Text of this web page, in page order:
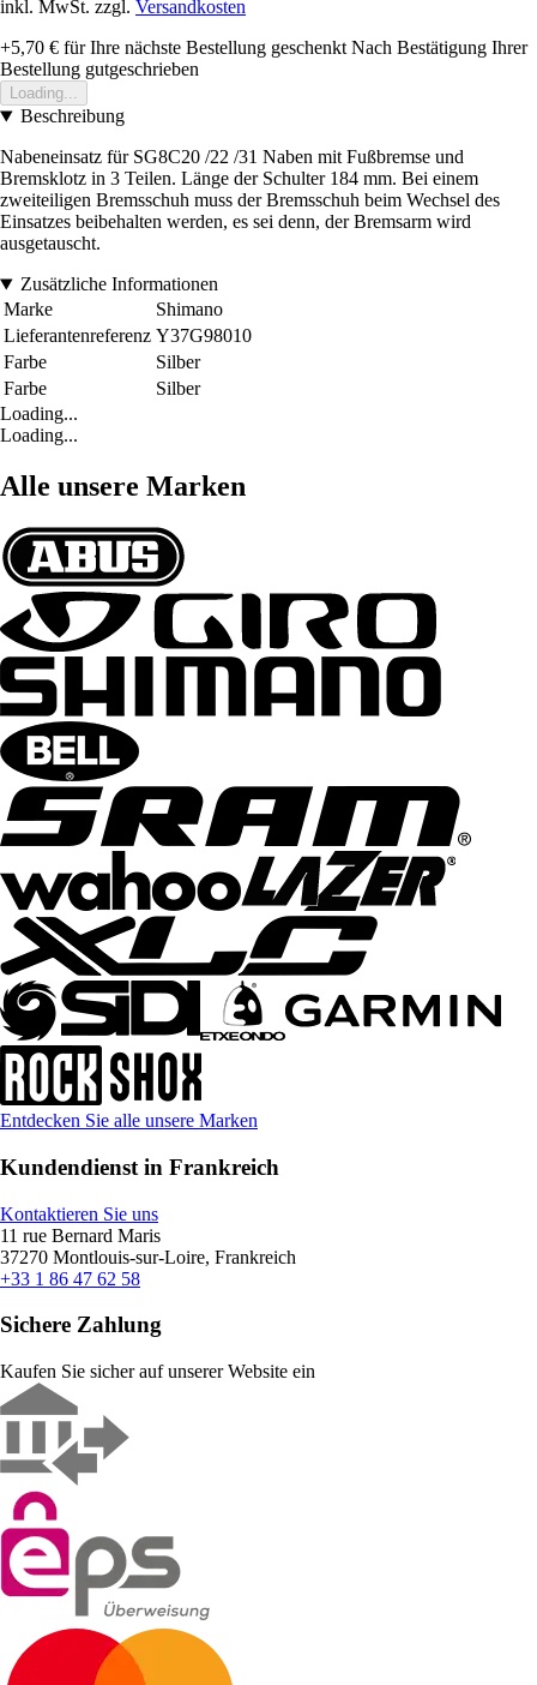
inkl. MwSt. zzgl. Versandkosten
+5,70 € für Ihre nächste Bestellung geschenkt Nach Bestätigung Ihrer
Bestellung gutgeschrieben
Loading...
Beschreibung
Nabeneinsatz für SG8C20 /22 /31 Naben mit Fußbremse und
Bremsklotz in 3 Teilen. Länge der Schulter 184 mm. Bei einem
zweiteiligen Bremsschuh muss der Bremsschuh beim Wechsel des
Einsatzes beibehalten werden, es sei denn, der Bremsarm wird
ausgetauscht.
Zusätzliche Informationen
Marke
Shimano
Lieferantenreferenz Y37G98010
Farbe
Silber
Farbe
Silber
Loading...
Loading...
Alle unsere Marken
Entdecken Sie alle unsere Marken
Kundendienst in Frankreich
Kontaktieren Sie uns
11 rue Bernard Maris
37270 Montlouis-sur-Loire, Frankreich
+33 1 86 47 62 58
Sichere Zahlung
Kaufen Sie sicher auf unserer Website ein